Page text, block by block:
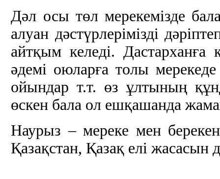
Дәл осы төл мерекемізде
алуан дәстүрлерімізді
айтқым келеді.
әдемі оюларға толы
ойындар т.т. өз ұлтының
өскен бала ол ешқашанда
Наурыз – мереке мен
Қазақстан, Қазақ елі жасасын